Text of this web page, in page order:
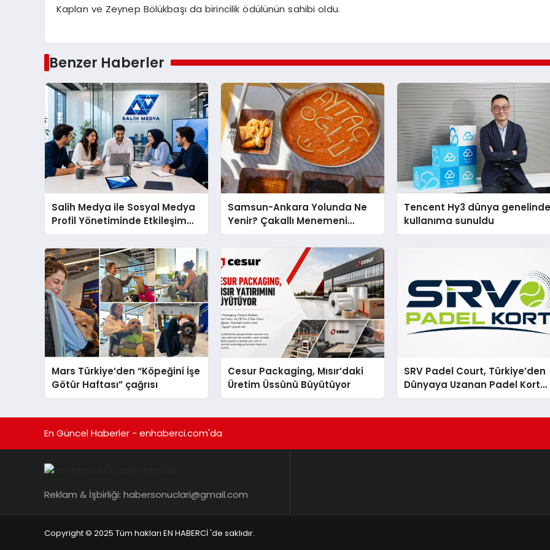
Kaplan ve Zeynep Bölükbaşı da birincilik ödülünün sahibi oldu.
Benzer Haberler
Salih Medya ile Sosyal Medya
Profil Yönetiminde Etkileşim
Artırma Yöntemleri
Samsun-Ankara Yolunda Ne
Yenir? Çakallı Menemeni
Molası
Tencent Hy3 dünya
kullanıma sunuldu
Mars Türkiye’den “Köpeğini İşe
Götür Haftası” çağrısı
Cesur Packaging, Mısır’daki
Üretim Üssünü Büyütüyor
SRV Padel Court, Türkiye’den
Dünyaya Uzanan Padel Kort
Üretiminde Güvenin Adresi
En Güncel Haberler - enhaberci.com'da
Reklam & İşbirliği: habersonuclari@gmail.com
Copyright © 2025 Tüm hakları EN HABERCİ 'de saklıdır.